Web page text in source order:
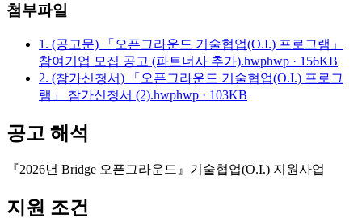
첨부파일
1. (공고문) 「오픈그라운드 기술협업(O.I.) 프로그램」
참여기업 모집 공고 (파트너사 추가).hwphwp · 156KB
2. (참가신청서) 「오픈그라운드 기술협업(O.I.) 프로그
램」 참가신청서 (2).hwphwp · 103KB
공고 해석
『2026년 Bridge 오픈그라운드』기술협업(O.I.) 지원사업
지원 조건